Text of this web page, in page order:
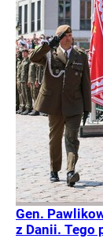
Gen.
z Danii. Tego